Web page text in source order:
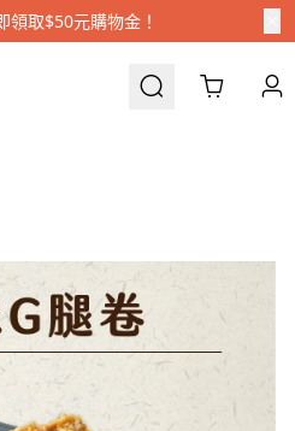
領取$50元購物金！
Cart